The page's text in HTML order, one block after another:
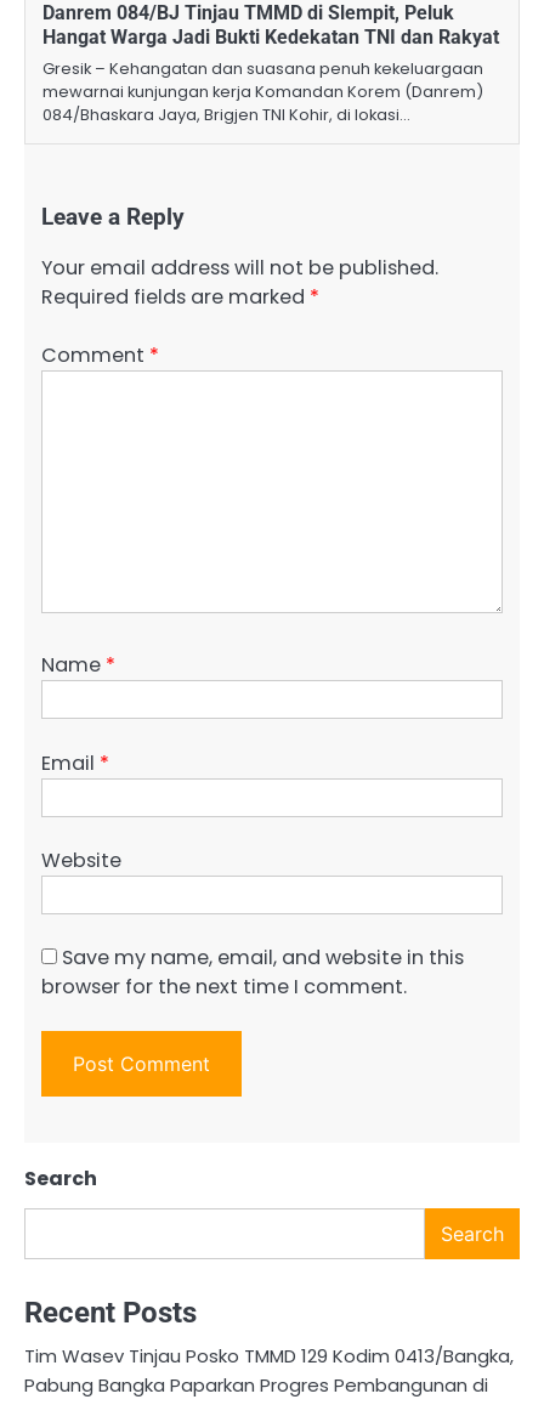
Danrem 084/BJ Tinjau TMMD di Slempit, Peluk
Hangat Warga Jadi Bukti Kedekatan TNI dan Rakyat
Gresik – Kehangatan dan suasana penuh kekeluargaan
mewarnai kunjungan kerja Komandan Korem (Danrem)
084/Bhaskara Jaya, Brigjen TNI Kohir, di lokasi…
Leave a Reply
Your email address will not be published.
Required fields are marked *
Comment *
Name *
Email *
Website
Save my name, email, and website in this
browser for the next time I comment.
Search
Search
Recent Posts
Tim Wasev Tinjau Posko TMMD 129 Kodim 0413/Bangka,
Pabung Bangka Paparkan Progres Pembangunan di